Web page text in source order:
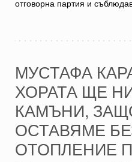
отговорна партия и
МУСТАФА
ХОРАТА ЩЕ
КАМЪНИ,
ОСТАВЯМЕ
ОТОПЛЕНИЕ